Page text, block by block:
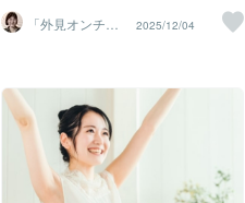
烈な違和感だけははっきり覚えていま
す。映画『エレファント・マン』との出
した。病気（レックリングハウゼン病／
神経線維腫症）によって容貌が大きく変
化したジョン・メリック。彼が見世物小
屋でさらされながら、必死に叫ぶあの言
葉——「ぼくは動物じゃない！ ぼくは
人間だ！」 体育祭でのあのシーンが、鮮
話」ではない。外見にまつわる悩みは、
じつはとても深くて、いろんなテーマと
つき生きづらさ外見の話をしているよう
でいて、“外見だけに収まらない心の根っ
こ” に触れることがよくあります。だから
こそ、ゆっくり話せる場所が必要なのだ
と思っています。電話でも、ビデオでも
あなたが話しやすい形で大丈夫です。
「外見オンチ」
アドバイザー 山
2025/12/04